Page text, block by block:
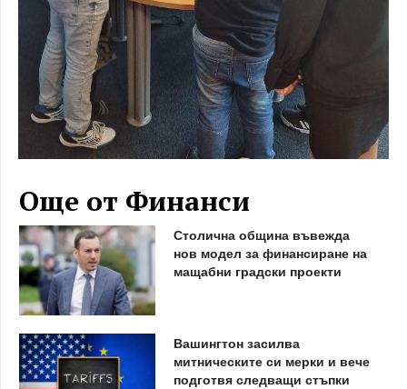
Още от Финанси
Столична община въвежда
нов модел за финансиране на
мащабни градски проекти
Вашингтон засилва
митническите си мерки и вече
подготвя следващи стъпки